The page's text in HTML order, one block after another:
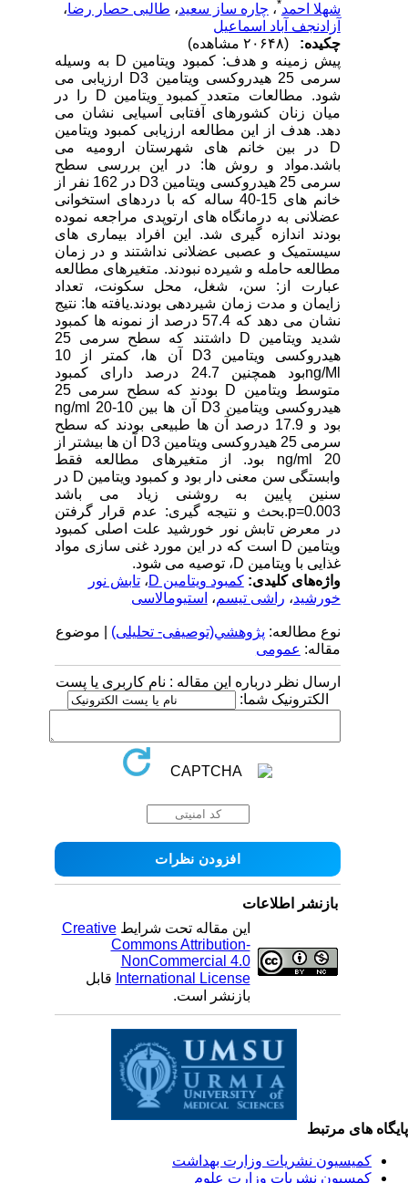
شهلا احمد ،چاره ساز سعید،طالبی حصار رضا،
آزادنجف آباد اسماعیل
چکیده:
پیش زمینه و هدف: کمبود ویتامین D به وسیله
سرمی 25 هیدروکسی ویتامین D3 ارزیابی می
شود. مطالعات متعدد کمبود ویتامین D را در
میان زنان کشورهای آفتابی آسیایی نشان می
دهد. هدف از این مطالعه ارزیابی کمبود ویتامین
D در بین خانم های شهرستان ارومیه می
باشد.مواد و روش ها: در این بررسی سطح
سرمی 25 هیدروکسی ویتامین D3 در 162 نفر از
خانم های 15-40 ساله که با دردهای استخوانی
عضلانی به درمانگاه های ارتوپدی مراجعه نموده
بودند اندازه گیری شد. این افراد بیماری های
سیستمیک و عصبی عضلانی نداشتند و در زمان
مطالعه حامله و شیرده نبودند. متغیرهای مطالعه
عبارت از: سن، شغل، محل سکونت، تعداد
زایمان و مدت زمان شیردهی بودند.یافته ها: نتیج
نشان می دهد که 57.4 درصد از نمونه ها کمبود
شدید ویتامین D داشتند که سطح سرمی 25
هیدروکسی ویتامین D3 آن ها، کمتر از 10
ng/Mlبود همچنین 24.7 درصد دارای کمبود
متوسط ویتامین D بودند که سطح سرمی 25
هیدروکسی ویتامین D3 آن ها بین 10-20 ng/ml
بود و 17.9 درصد آن ها طبیعی بودند که سطح
سرمی 25 هیدروکسی ویتامین D3 آن ها بیشتر از
20 ng/ml بود. از متغیرهای مطالعه فقط
وابستگی سن معنی دار بود و کمبود ویتامین D در
سنین پایین به روشنی زیاد می باشد
p=0.003.بحث و نتیجه گیری: عدم قرار گرفتن
در معرض تابش نور خورشید علت اصلی کمبود
ویتامین D است که در این مورد غنی سازی مواد
غذایی با ویتامین D، توصیه می شود.
واژه‌های کلیدی:کمبود ویتامین D ،تابش نور
خورشید،راشی تیسم،استیومالاسی
نوع مطالعه:پژوهشي(توصیفی- تحلیلی) | موضوع
مقاله:عمومى
ارسال نظر درباره این مقاله : نام کاربری یا پست
الکترونیک شما:
بازنشر اطلاعات
این مقاله تحت شرایطCreative
Commons Attribution-
NonCommercial 4.0
International Licenseقابل
بازنشر است.
های مرتبط
کمیسیون نشریات وزارت بهداشت
کمسیون نشریات وزارت علوم